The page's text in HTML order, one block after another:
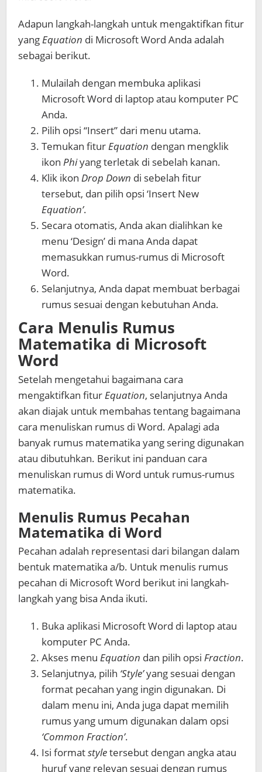
Adapun langkah-langkah untuk mengaktifkan fitur
yangEquation di Microsoft Word Anda adalah
sebagai berikut.
Mulailah dengan membuka aplikasi
Microsoft Word di laptop atau komputer PC
Anda.
Pilih opsi “Insert” dari menu utama.
Temukan fiturEquation dengan mengklik
ikon Phiyang terletak di sebelah kanan.
Klik ikon Drop Down di sebelah fitur
tersebut, dan pilih opsi ‘Insert New
Equation’.
Secara otomatis, Anda akan dialihkan ke
menu ‘Design’ di mana Anda dapat
memasukkan rumus-rumus di Microsoft
Word.
Selanjutnya, Anda dapat membuat berbagai
rumus sesuai dengan kebutuhan Anda.
Cara Menulis Rumus
Matematika di Microsoft
Word
Setelah mengetahui bagaimana cara
mengaktifkan fiturEquation, selanjutnya Anda
akan diajak untuk membahas tentang bagaimana
cara menuliskan rumus di Word. Apalagi ada
banyak rumus matematika yang sering digunakan
atau dibutuhkan. Berikut ini panduan cara
menuliskan rumus di Word untuk rumus-rumus
matematika.
Menulis Rumus Pecahan
Matematika di Word
Pecahan adalah representasi dari bilangan dalam
bentuk matematika a/b. Untuk menulis rumus
pecahan di Microsoft Word berikut ini langkah-
langkah yang bisa Anda ikuti.
Buka aplikasi Microsoft Word di laptop atau
komputer PC Anda.
Akses menu Equation dan pilih opsi Fraction.
Selanjutnya, pilih ‘Style’yang sesuai dengan
format pecahan yang ingin digunakan. Di
dalam menu ini, Anda juga dapat memilih
rumus yang umum digunakan dalam opsi
‘Common Fraction’.
Isi formatstyletersebut dengan angka atau
huruf yang relevan sesuai dengan rumus